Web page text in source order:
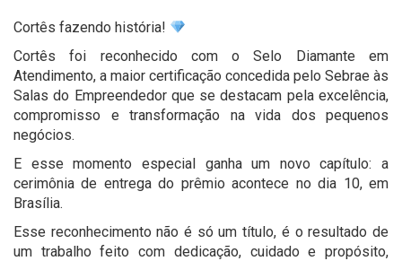
Cortês fazendo história!
Cortês foi reconhecido com o Selo Diamante em
Atendimento, a maior certificação concedida pelo Sebrae às
Salas do Empreendedor que se destacam pela excelência,
compromisso e transformação na vida dos pequenos
negócios.
E esse momento especial ganha um novo capítulo: a
cerimônia de entrega do prêmio acontece no dia 10, em
Brasília.
Esse reconhecimento não é só um título, é o resultado de
um trabalho feito com dedicação, cuidado e propósito,